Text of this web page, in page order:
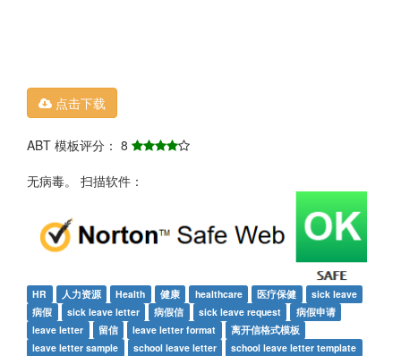
点击下载
ABT 模板评分： 8
无病毒。 扫描软件：
HR 人力资源 Health 健康 healthcare 医疗保健
sick leave
病假
sick leave letter 病假信 sick leave request
病假申请
leave letter
留信 leave letter format
离开信格式模板
leave letter sample
school leave letter
school leave letter template